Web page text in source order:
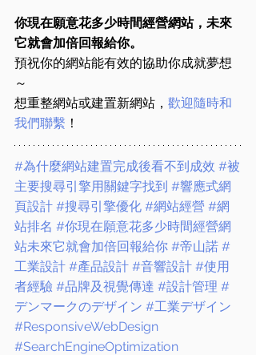
你現在願意花多少時間經營網站，未來
它就會加倍回報給你。
預祝你的網站能有效的協助你成就夢想
～
想重整網站或建置新網站， 歡迎隨時和
我們聯繫 ！
#為什麼網站建置完成後看不到成效 #被
主要搜尋引擎用關鍵字找到 #響應式網
頁設計 #搜尋引擎優化 #網站經營 #網
站排名 #你現在願意花多少時間經營網
站未來它就會加倍回報給你 #帝山諾 #
工業設計 #產品設計 #音響設計 #使用
者經驗 #品牌及視覺傳達 #設計管理 #
デンマークのデザイン #工業デザイン
#ResponsiveWebDesign
#SearchEngineOptimization